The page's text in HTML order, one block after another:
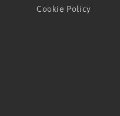
Cookie Policy